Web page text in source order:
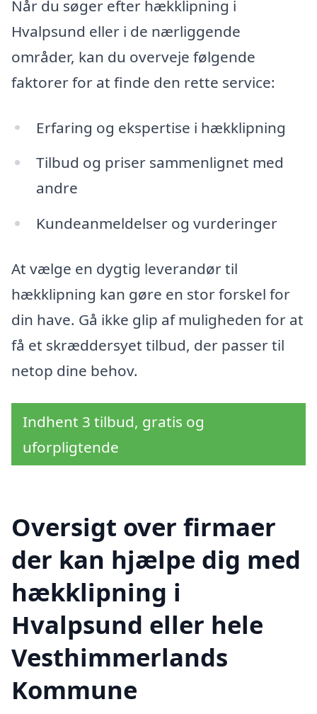
Når du søger efter hækklipning i
Hvalpsund eller i de nærliggende
områder, kan du overveje følgende
faktorer for at finde den rette service:
Erfaring og ekspertise i hækklipning
Tilbud og priser sammenlignet med
andre
Kundeanmeldelser og vurderinger
At vælge en dygtig leverandør til
hækklipning kan gøre en stor forskel for
din have. Gå ikke glip af muligheden for at
få et skræddersyet tilbud, der passer til
netop dine behov.
Indhent 3 tilbud, gratis og
uforpligtende
Oversigt over firmaer
der kan hjælpe dig med
hækklipning i
Hvalpsund eller hele
Vesthimmerlands
Kommune